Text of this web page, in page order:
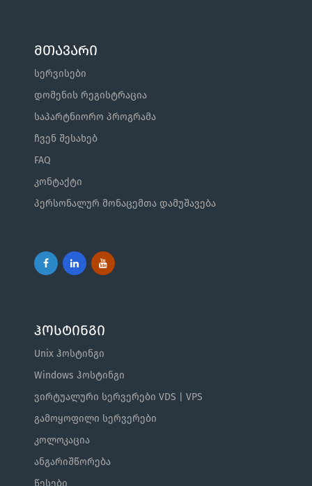
მთავარი
სერვისები
დომენის რეგისტრაცია
საპარტნიორო პროგრამა
ჩვენ შესახებ
FAQ
კონტაქტი
პერსონალურ მონაცემთა დამუშავება
ჰოსტინგი
Unix ჰოსტინგი
Windows ჰოსტინგი
ვირტუალური სერვერები VDS | VPS
გამოყოფილი სერვერები
კოლოკაცია
ანგარიშწორება
წესები